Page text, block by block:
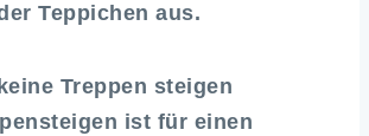
Teppichen aus.
Treppen steigen
ist für einen